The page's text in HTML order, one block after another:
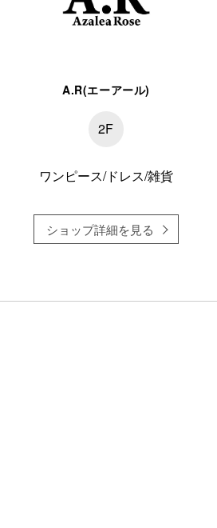
A.R(エーアール)
2F
ワンピース/ドレス/雑貨
ショップ詳細を見る